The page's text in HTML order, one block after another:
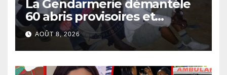
La Gendarmerie démantèle
60 abris provisoires et
interpelle 27 personnes
AOÛT 8, 2026